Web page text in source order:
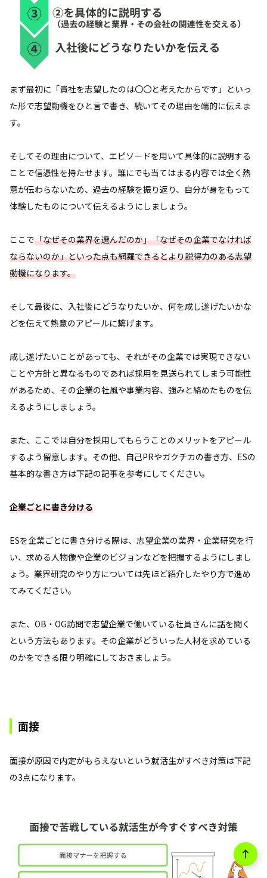
まず最初に「貴社を志望したのは〇〇と考えたからです」といっ
た形で志望動機をひと言で書き、続いてその理由を端的に伝えま
す。
そしてその理由について、エピソードを用いて具体的に説明する
ことで信憑性を持たせます。誰にでも当てはまる内容では全く熱
意が伝わらないため、過去の経験を振り返り、自分が身をもって
体験したものについて伝えるようにしましょう。
ここで「なぜその業界を選んだのか」「なぜその企業でなければ
ならないのか」といった点も網羅できるとより説得力のある志望
動機になります。
そして最後に、入社後にどうなりたいか、何を成し遂げたいかな
どを伝えて熱意のアピールに繋げます。
成し遂げたいことがあっても、それがその企業では実現できない
ことや方針と異なるものであれば採用を見送られてしまう可能性
があるため、その企業の社風や事業内容、強みと絡めたものを伝
えるようにしましょう。
また、ここでは自分を採用してもらうことのメリットをアピール
するよう留意します。その他、自己PRやガクチカの書き方、ESの
基本的な書き方は下記の記事を参考にしてください。
企業ごとに書き分ける
ESを企業ごとに書き分ける際は、志望企業の業界・企業研究を行
い、求める人物像や企業のビジョンなどを把握するようにしまし
ょう。業界研究のやり方については先ほど紹介したやり方で進め
てみてください。
また、OB・OG訪問で志望企業で働いている社員さんに話を聞く
という方法もあります。その企業がどういった人材を求めている
のかをできる限り明確にしておきましょう。
面接
面接が原因で内定がもらえないという就活生がすべき対策は下記
の3点になります。